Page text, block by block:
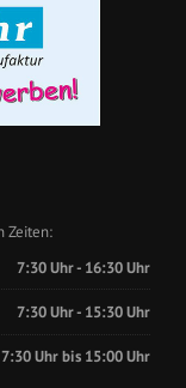
Zeiten:
7:30 Uhr - 16:30 Uhr
7:30 Uhr - 15:30 Uhr
7:30 Uhr bis 15:00 Uhr